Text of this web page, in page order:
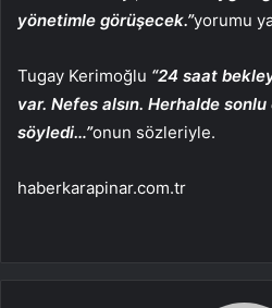
yönetimle görüşecek.”yorumu
Tugay Kerimoğlu “24 saat
var. Nefes alsın. Herhalde
söyledi…”onun sözleriyle.
haberkarapinar.com.tr